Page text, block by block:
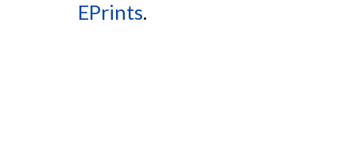
EPrints.